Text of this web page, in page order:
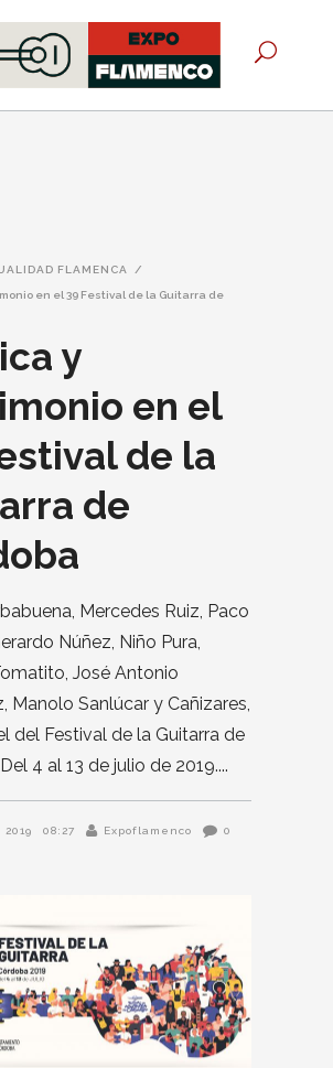
FLAMENCA /
en el 39 Festival de la Guitarra de
y
en el
de la
de
Mercedes Ruiz, Paco
Núñez, Niño Pura,
José Antonio
Manolo Sanlúcar y Cañizares,
del Festival de la Guitarra de
4 al 13 de julio de 2019.
2019 08:27 Expoflamenco 0